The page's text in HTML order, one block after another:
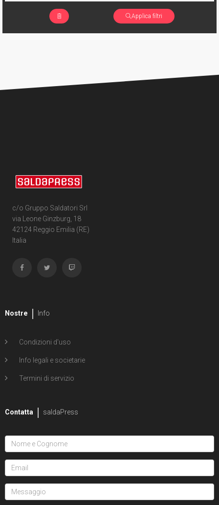
Applica filtri
c/o Gruppo Saldatori Srl
via Leone Ginzburg, 18
42124 Reggio Emilia (RE)
Italia
Nostre Info
Condizioni d'uso
Info legali e societarie
Termini di servizio
Contatta saldaPress